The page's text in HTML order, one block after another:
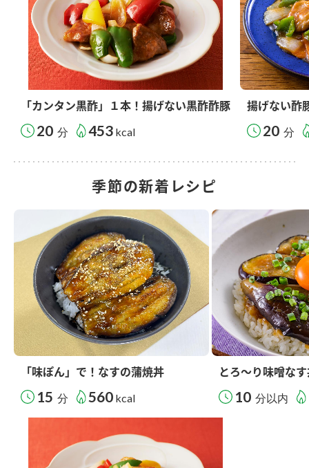
「カンタン黒酢」１本！揚げない黒酢酢豚
20 分 453 kcal
揚げない酢
20 分
季節の新着レシピ
「味ぽん」で！なすの蒲焼丼
15 分 560 kcal
とろ～り味噌な
10 分以内